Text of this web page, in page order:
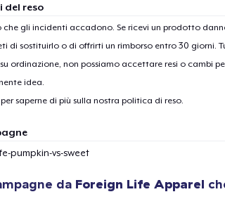
del reso
che gli incidenti accadono. Se ricevi un prodotto
di sostituirlo o di offrirti un rimborso entro 30 giorni.
ordinazione, non possiamo accettare resi o cambi
idea.
saperne di più sulla nostra politica di reso.
pumpkin-vs-sweet
da Foreign Life Apparel